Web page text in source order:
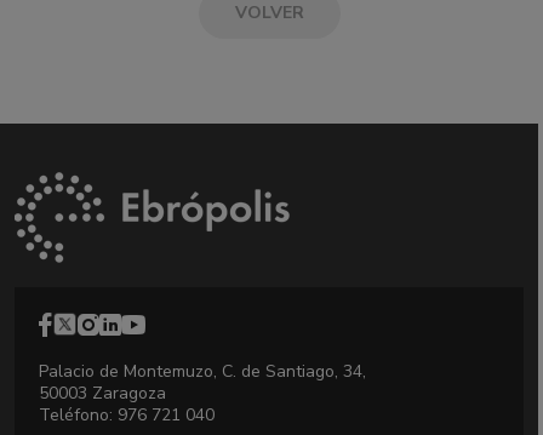
VOLVER
Palacio de Montemuzo, C. de Santiago, 34,
50003 Zaragoza
Teléfono: 976 721 040